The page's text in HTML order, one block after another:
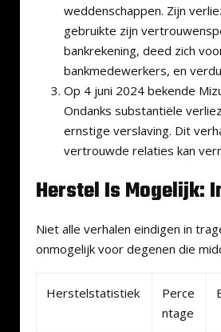
weddenschappen. Zijn
gebruikte zijn
bankrekening, deed zich
bankmedewerkers, en
Op 4 juni 2024 bekende
Ondanks substantiële
ernstige verslaving. Dit
vertrouwde relaties kan
Herstel Is Mogelijk:
Niet alle verhalen eindigen in
onmogelijk voor degenen die
Herstelstatistiek
Perce
ntage